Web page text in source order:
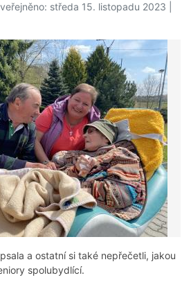
středa 15. listopadu 2023 |
a ostatní si také nepřečetli, jakou
spolubydlící.